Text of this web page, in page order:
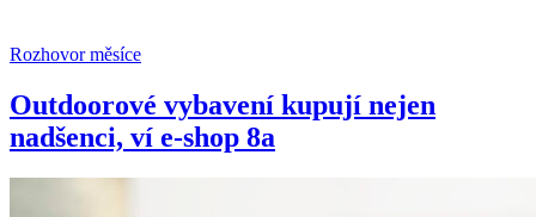
Rozhovor měsíce
Outdoorové vybavení kupují nejen
nadšenci, ví e-shop 8a